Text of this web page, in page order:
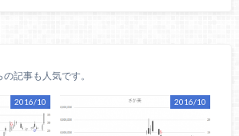
の記事も人気です。
2016/10 2016/10